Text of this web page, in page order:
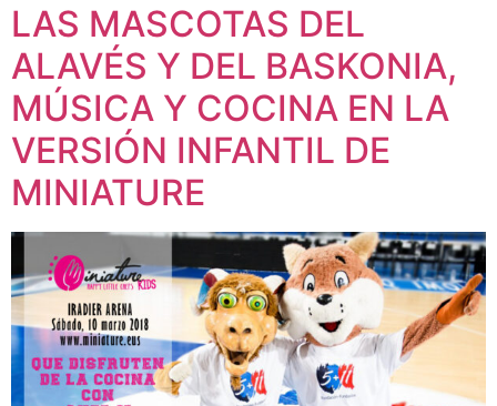
LAS MASCOTAS DEL
ALAVÉS Y DEL BASKONIA,
MÚSICA Y COCINA EN LA
VERSIÓN INFANTIL DE
MINIATURE